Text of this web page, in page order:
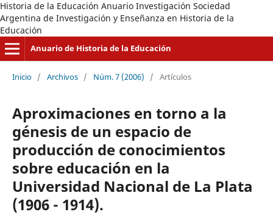
Historia de la Educación Anuario Investigación Sociedad
Argentina de Investigación y Enseñanza en Historia de la
Educación
Anuario de Historia de la Educación
Inicio / Archivos / Núm. 7 (2006) / Artículos
Aproximaciones en torno a la
génesis de un espacio de
producción de conocimientos
sobre educación en la
Universidad Nacional de La Plata
(1906 - 1914).